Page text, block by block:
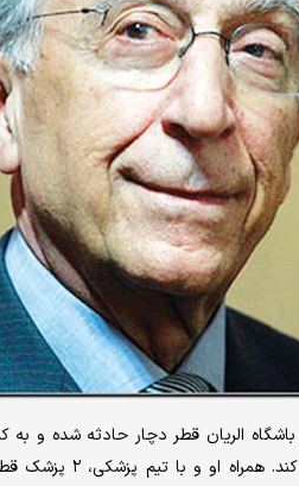
الریان قطر دچار حادثه شده و به
شد تا روند درمان را